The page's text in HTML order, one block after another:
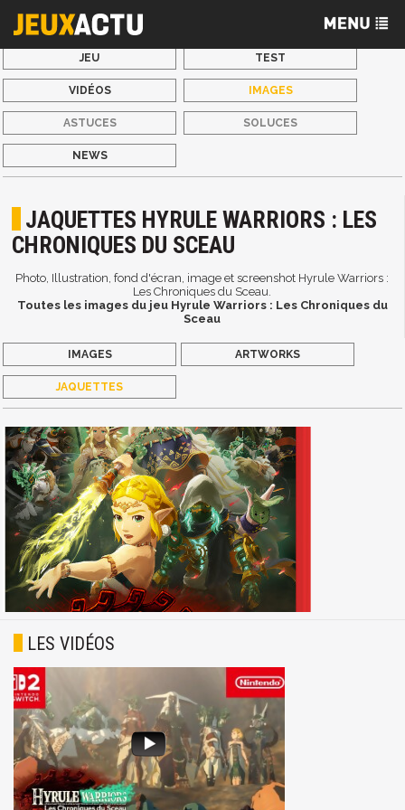
JEU TEST
VIDÉOS IMAGES
ASTUCES SOLUCES
NEWS
JAQUETTES HYRULE WARRIORS : LES
CHRONIQUES DU SCEAU
Photo, Illustration, fond d'écran, image et screenshot Hyrule Warriors :
Les Chroniques du Sceau.
Toutes les images du jeu Hyrule Warriors : Les Chroniques du
Sceau
IMAGES ARTWORKS
JAQUETTES
LES VIDÉOS